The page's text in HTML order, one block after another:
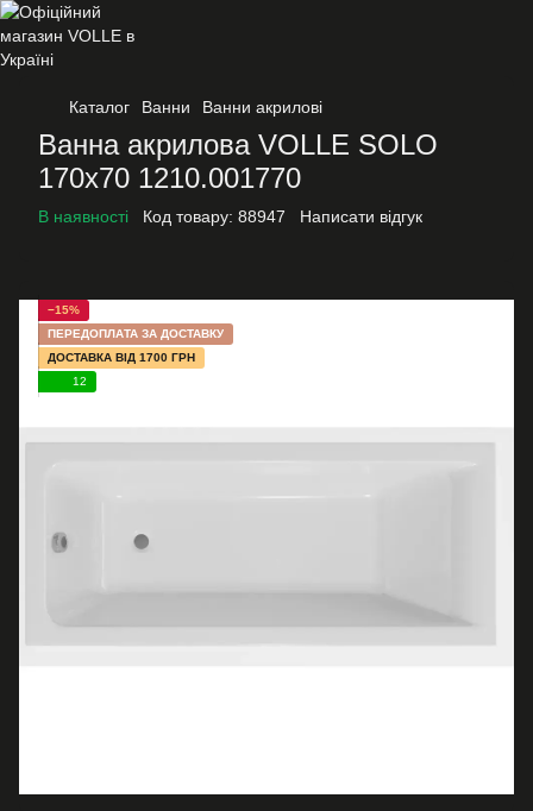
Каталог Ванни Ванни акрилові
Ванна акрилова VOLLE SOLO
170x70 1210.001770
В наявності Код товару: 88947 Написати відгук
−15%
ПЕРЕДОПЛАТА ЗА ДОСТАВКУ
ДОСТАВКА ВІД 1700 ГРН
12